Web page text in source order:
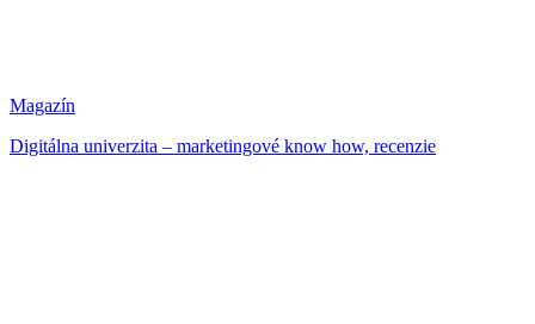
Magazín
Digitálna univerzita – marketingové know how, recenzie